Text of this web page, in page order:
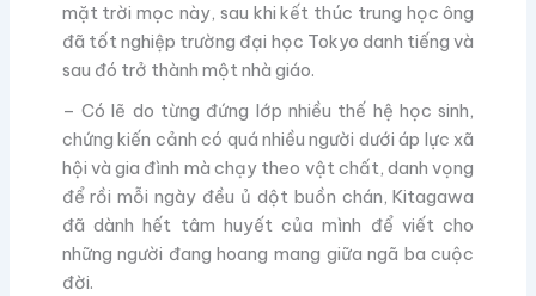
mặt trời mọc này, sau khi kết thúc trung học ông
đã tốt nghiệp trường đại học Tokyo danh tiếng và
sau đó trở thành một nhà giáo.
– Có lẽ do từng đứng lớp nhiều thế hệ học sinh,
chứng kiến cảnh có quá nhiều người dưới áp lực xã
hội và gia đình mà chạy theo vật chất, danh vọng
để rồi mỗi ngày đều ủ dột buồn chán, Kitagawa
đã dành hết tâm huyết của mình để viết cho
những người đang hoang mang giữa ngã ba cuộc
đời.